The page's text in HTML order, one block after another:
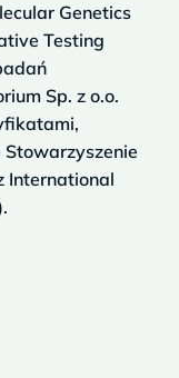
Genetics
Testing
Sp. z o.o.
Stowarzyszenie
International
.